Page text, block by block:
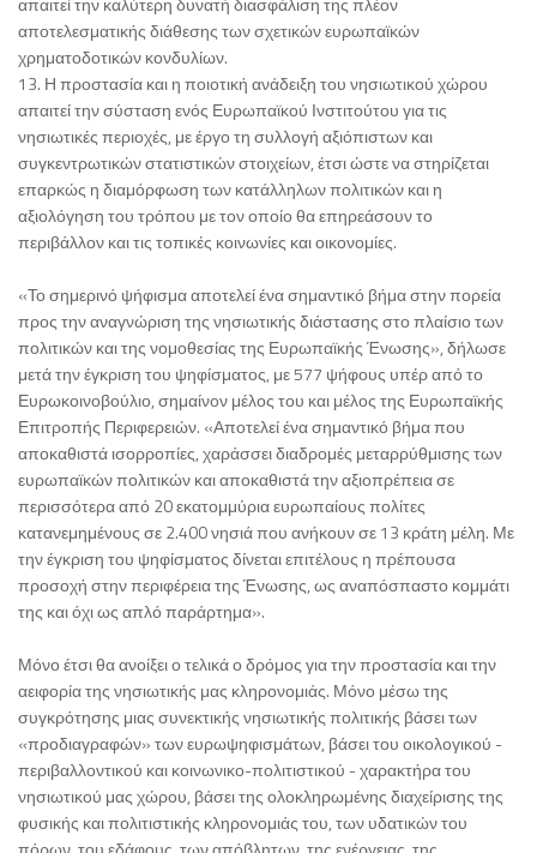
αποτελεσματικής διάθεσης των σχετικών ευρωπαϊκών
χρηματοδοτικών κονδυλίων.
13. Η προστασία και η ποιοτική ανάδειξη του νησιωτικού χώρου
απαιτεί την σύσταση ενός Ευρωπαϊκού Ινστιτούτου για τις
νησιωτικές περιοχές, με έργο τη συλλογή αξιόπιστων και
συγκεντρωτικών στατιστικών στοιχείων, έτσι ώστε να στηρίζεται
επαρκώς η διαμόρφωση των κατάλληλων πολιτικών και η
αξιολόγηση του τρόπου με τον οποίο θα επηρεάσουν το
περιβάλλον και τις τοπικές κοινωνίες και οικονομίες.
«Το σημερινό ψήφισμα αποτελεί ένα σημαντικό βήμα στην πορεία
προς την αναγνώριση της νησιωτικής διάστασης στο πλαίσιο των
πολιτικών και της νομοθεσίας της Ευρωπαϊκής Ένωσης», δήλωσε
μετά την έγκριση του ψηφίσματος, με 577 ψήφους υπέρ από το
Ευρωκοινοβούλιο, σημαίνον μέλος του και μέλος της Ευρωπαϊκής
Επιτροπής Περιφερειών. «Αποτελεί ένα σημαντικό βήμα που
αποκαθιστά ισορροπίες, χαράσσει διαδρομές μεταρρύθμισης των
ευρωπαϊκών πολιτικών και αποκαθιστά την αξιοπρέπεια σε
περισσότερα από 20 εκατομμύρια ευρωπαίους πολίτες
κατανεμημένους σε 2.400 νησιά που ανήκουν σε 13 κράτη μέλη. Με
την έγκριση του ψηφίσματος δίνεται επιτέλους η πρέπουσα
προσοχή στην περιφέρεια της Ένωσης, ως αναπόσπαστο κομμάτι
της και όχι ως απλό παράρτημα».
Μόνο έτσι θα ανοίξει ο τελικά ο δρόμος για την προστασία και την
αειφορία της νησιωτικής μας κληρονομιάς. Μόνο μέσω της
συγκρότησης μιας συνεκτικής νησιωτικής πολιτικής βάσει των
«προδιαγραφών» των ευρωψηφισμάτων, βάσει του οικολογικού -
περιβαλλοντικού και κοινωνικο-πολιτιστικού - χαρακτήρα του
νησιωτικού μας χώρου, βάσει της ολοκληρωμένης διαχείρισης της
φυσικής και πολιτιστικής κληρονομιάς του, των υδατικών του